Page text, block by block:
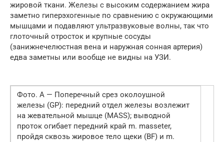
жировой ткани. Железы с высоким содержанием жира
заметно гиперэхогенные по сравнению с окружающими
мышцами и подавляют ультразвуковые волны, так что
глоточный отросток и крупные сосуды
(занижнечелюстная вена и наружная сонная артерия)
едва заметны или вообще не видны на УЗИ.
Фото. А — Поперечный срез околоушной
железы (GP): передний отдел железы возлежит
на жевательной мышце (МАSS); выводной
проток огибает передний край m. masseter,
пройдя сквозь жировое тело щеки (BF) и m.